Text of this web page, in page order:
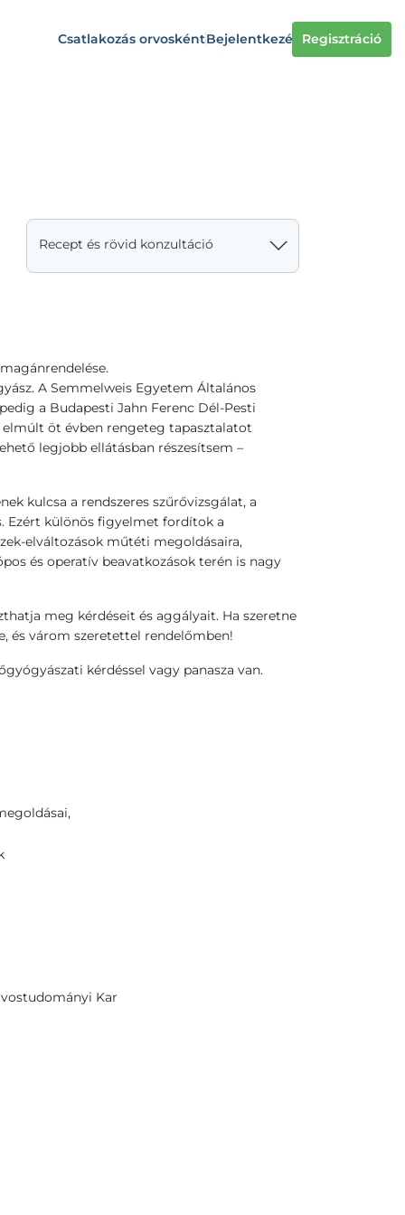
Csatlakozás orvoskéntBejelentkezés Regisztráció
Recept és rövid konzultáció
A Semmelweis Egyetem Általános
a Budapesti Jahn Ferenc Dél-Pesti
elmúlt öt évben rengeteg tapasztalatot
legjobb ellátásban részesítsem –
kulcsa a rendszeres szűrővizsgálat, a
Ezért különös figyelmet fordítok a
elváltozások műtéti megoldásaira,
és operatív beavatkozások terén is nagy
meg kérdéseit és aggályait. Ha szeretne
és várom szeretettel rendelőmben!
kérdéssel vagy panasza van.
Kar